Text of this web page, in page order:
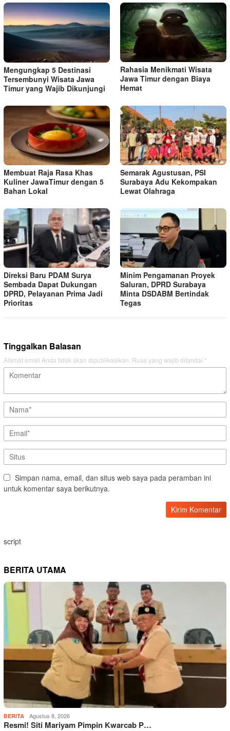
Mengungkap 5 Destinasi
Tersembunyi Wisata Jawa
Timur yang Wajib Dikunjungi
Rahasia Menikmati Wisata
Jawa Timur dengan Biaya
Hemat
Membuat Raja Rasa Khas
Kuliner JawaTimur dengan 5
Bahan Lokal
Semarak Agustusan, PSI
Surabaya Adu Kekompakan
Lewat Olahraga
Direksi Baru PDAM Surya
Sembada Dapat Dukungan
DPRD, Pelayanan Prima Jadi
Prioritas
Minim Pengamanan Proyek
Saluran, DPRD Surabaya
Minta DSDABM Bertindak
Tegas
Tinggalkan Balasan
Alamat email Anda tidak akan dipublikasikan. Ruas yang wajib ditandai *
Simpan nama, email, dan situs web saya pada peramban ini
untuk komentar saya berikutnya.
script
BERITA UTAMA
BERITA Agustus 8, 2026
Resmi! Siti Mariyam Pimpin Kwarcab P…